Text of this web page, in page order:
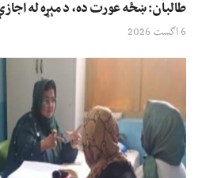
طالبان: ښځه عورت ده، د مېړه له اجازې
6 اگست 2026